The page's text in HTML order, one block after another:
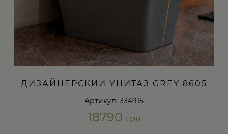
ДИЗАЙНЕРСКИЙ УНИТАЗ GREY 8605
Артикул: 334915
18790 грн